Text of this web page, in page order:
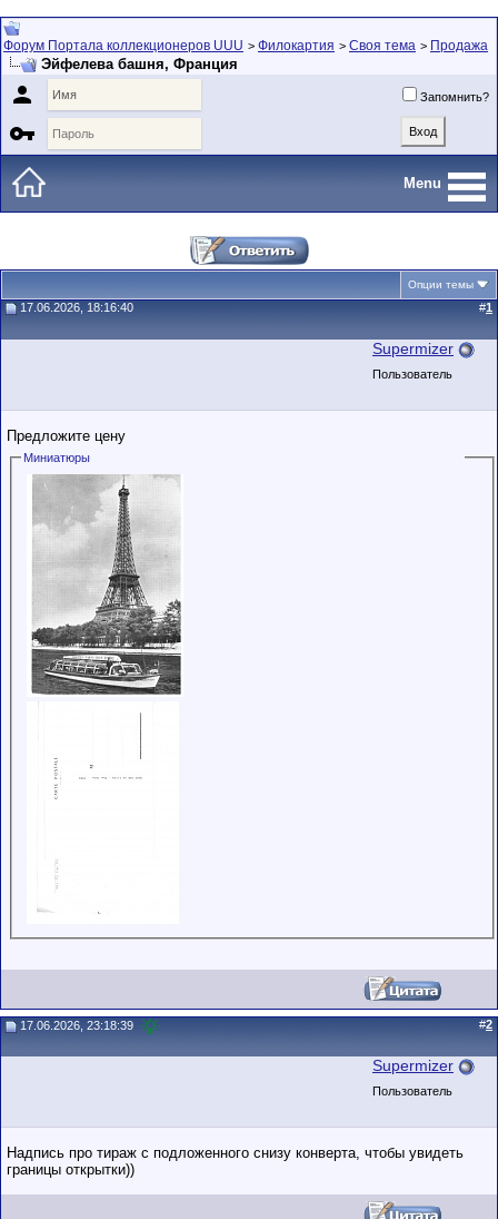
Форум Портала коллекционеров UUU > Филокартия > Своя тема > Продажа
Эйфелева башня, Франция
 Запомнить?

Menu
Опции темы
17.06.2026, 18:16:40 #1
Supermizer
Пользователь
Предложите цену
Миниатюры
17.06.2026, 23:18:39 #2
Supermizer
Пользователь
Надпись про тираж с подложенного снизу конверта, чтобы увидеть
границы открытки))